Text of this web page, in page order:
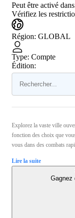
Peut être activé
Vérifiez les
Région: GLOBAL
Type: Compte
Édition:
Explorez la vaste ville
fonction des choix que
vous dans des combats
Lire la suite
Gagnez